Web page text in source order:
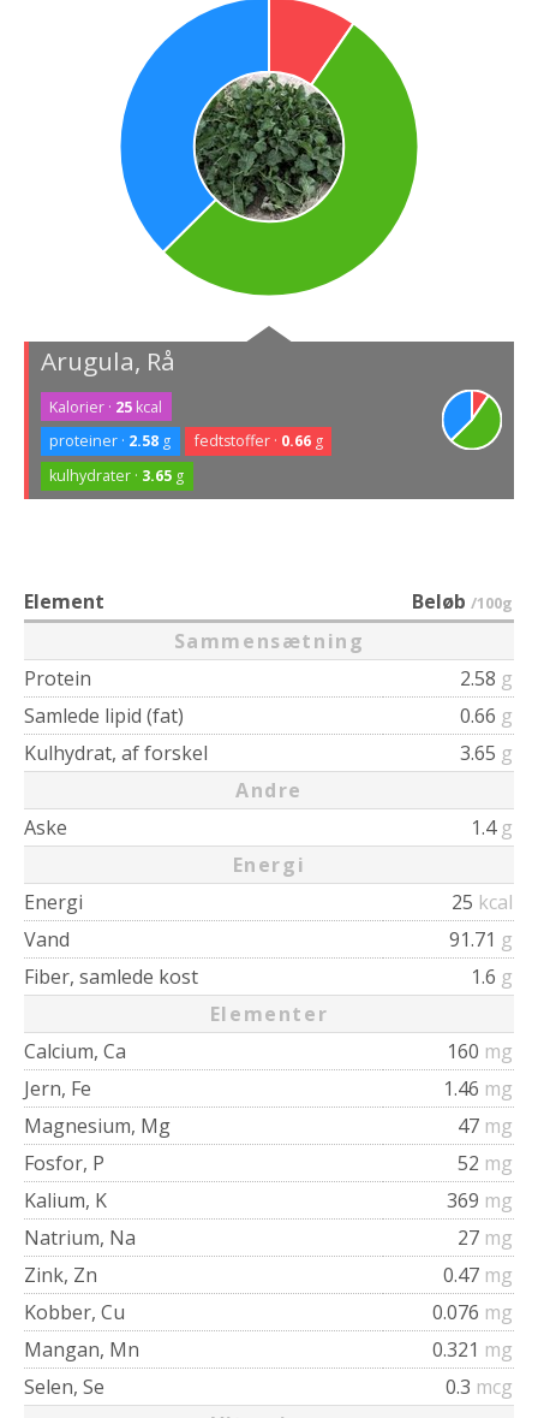
Arugula, Rå
Kalorier · 25 kcal
proteiner · 2.58 g fedtstoffer · 0.66g
kulhydrater · 3.65 g
Element Beløb /100g
Sammensætning
Protein
2.58 g
Samlede lipid (fat)
0.66 g
Kulhydrat, af forskel
3.65 g
Andre
Aske
1.4 g
Energi
Energi
25 kcal
Vand
91.71 g
Fiber, samlede kost
1.6 g
Elementer
Calcium, Ca
160 mg
Jern, Fe
1.46 mg
Magnesium, Mg
47 mg
Fosfor, P
52 mg
Kalium, K
369 mg
Natrium, Na
27 mg
Zink, Zn
0.47 mg
Kobber, Cu
0.076 mg
Mangan, Mn
0.321 mg
Selen, Se
0.3 mcg